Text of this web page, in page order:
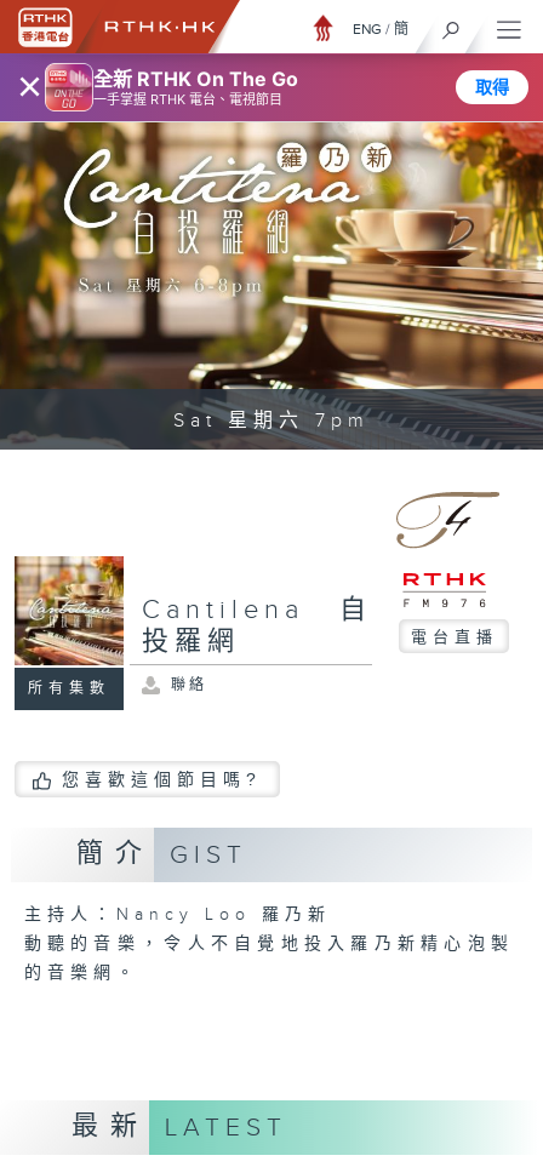
× 全新 RTHK On The Go
一手掌握 RTHK 電台、電視節目
取得
ENG / 簡
Sat 星期六 7pm
所有集數
Cantilena 自
投羅網
電台直播
聯絡
您喜歡這個節目嗎?
簡介 GIST
主持人：Nancy Loo 羅乃新
動聽的音樂，令人不自覺地投入羅乃新精心泡製
的音樂網。
最新 LATEST